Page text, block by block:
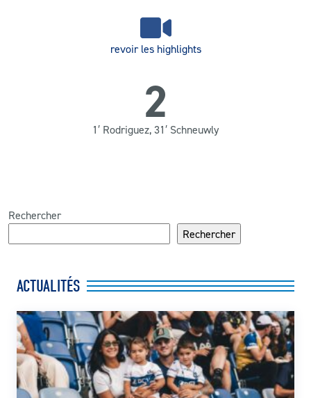
revoir les highlights
2
1′ Rodriguez, 31′ Schneuwly
Rechercher
Rechercher
ACTUALITÉS